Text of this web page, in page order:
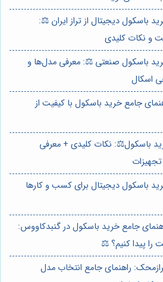
باسکول دیجیتال از تراز ایران ⚖️:
و نکات کلیدی
باسکول صنعتی ⚖️: معرفی مدل‌ها و
اسکال
جامع خرید باسکول با کیفیت از
باسکول⚖️: نکات کلیدی + معرفی
باسکول دیجیتال برای کسب و کارها
جامع خرید باسکول در گنبدکاووس:
را پیدا کنیم؟ ⚖️
2 تنی ترازمحک: راهنمای جامع انتخاب مدل